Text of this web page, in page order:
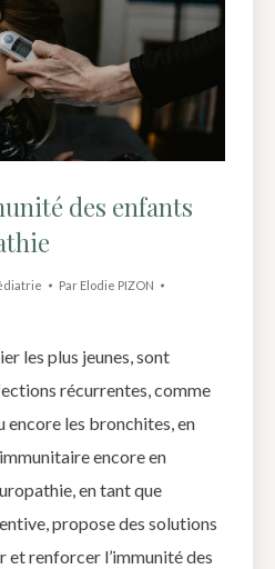
des enfants
Par Elodie PIZON
les plus jeunes, sont
récurrentes, comme
encore les bronchites, en
encore en
en tant que
propose des solutions
et renforcer l’immunité des